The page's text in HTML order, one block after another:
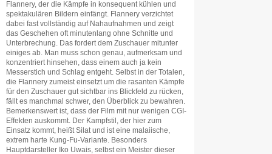
Flannery, der die Kämpfe in konsequent kühlen und
spektakulären Bildern einfängt. Flannery verzichtet
dabei fast vollständig auf Nahaufnahmen und zeigt
das Geschehen oft minutenlang ohne Schnitte und
Unterbrechung. Das fordert dem Zuschauer mitunter
einiges ab. Man muss schon genau, aufmerksam und
konzentriert hinsehen, dass einem auch ja kein
Messerstich und Schlag entgeht. Selbst in der Totalen,
die Flannery zumeist einsetzt um die rasanten Kämpfe
für den Zuschauer gut sichtbar ins Blickfeld zu rücken,
fällt es manchmal schwer, den Überblick zu bewahren.
Bemerkenswert ist, dass der Film mit nur wenigen CGI-
Effekten auskommt. Der Kampfstil, der hier zum
Einsatz kommt, heißt Silat und ist eine malaiische,
extrem harte Kung-Fu-Variante. Besonders
Hauptdarsteller Iko Uwais, selbst ein Meister dieser